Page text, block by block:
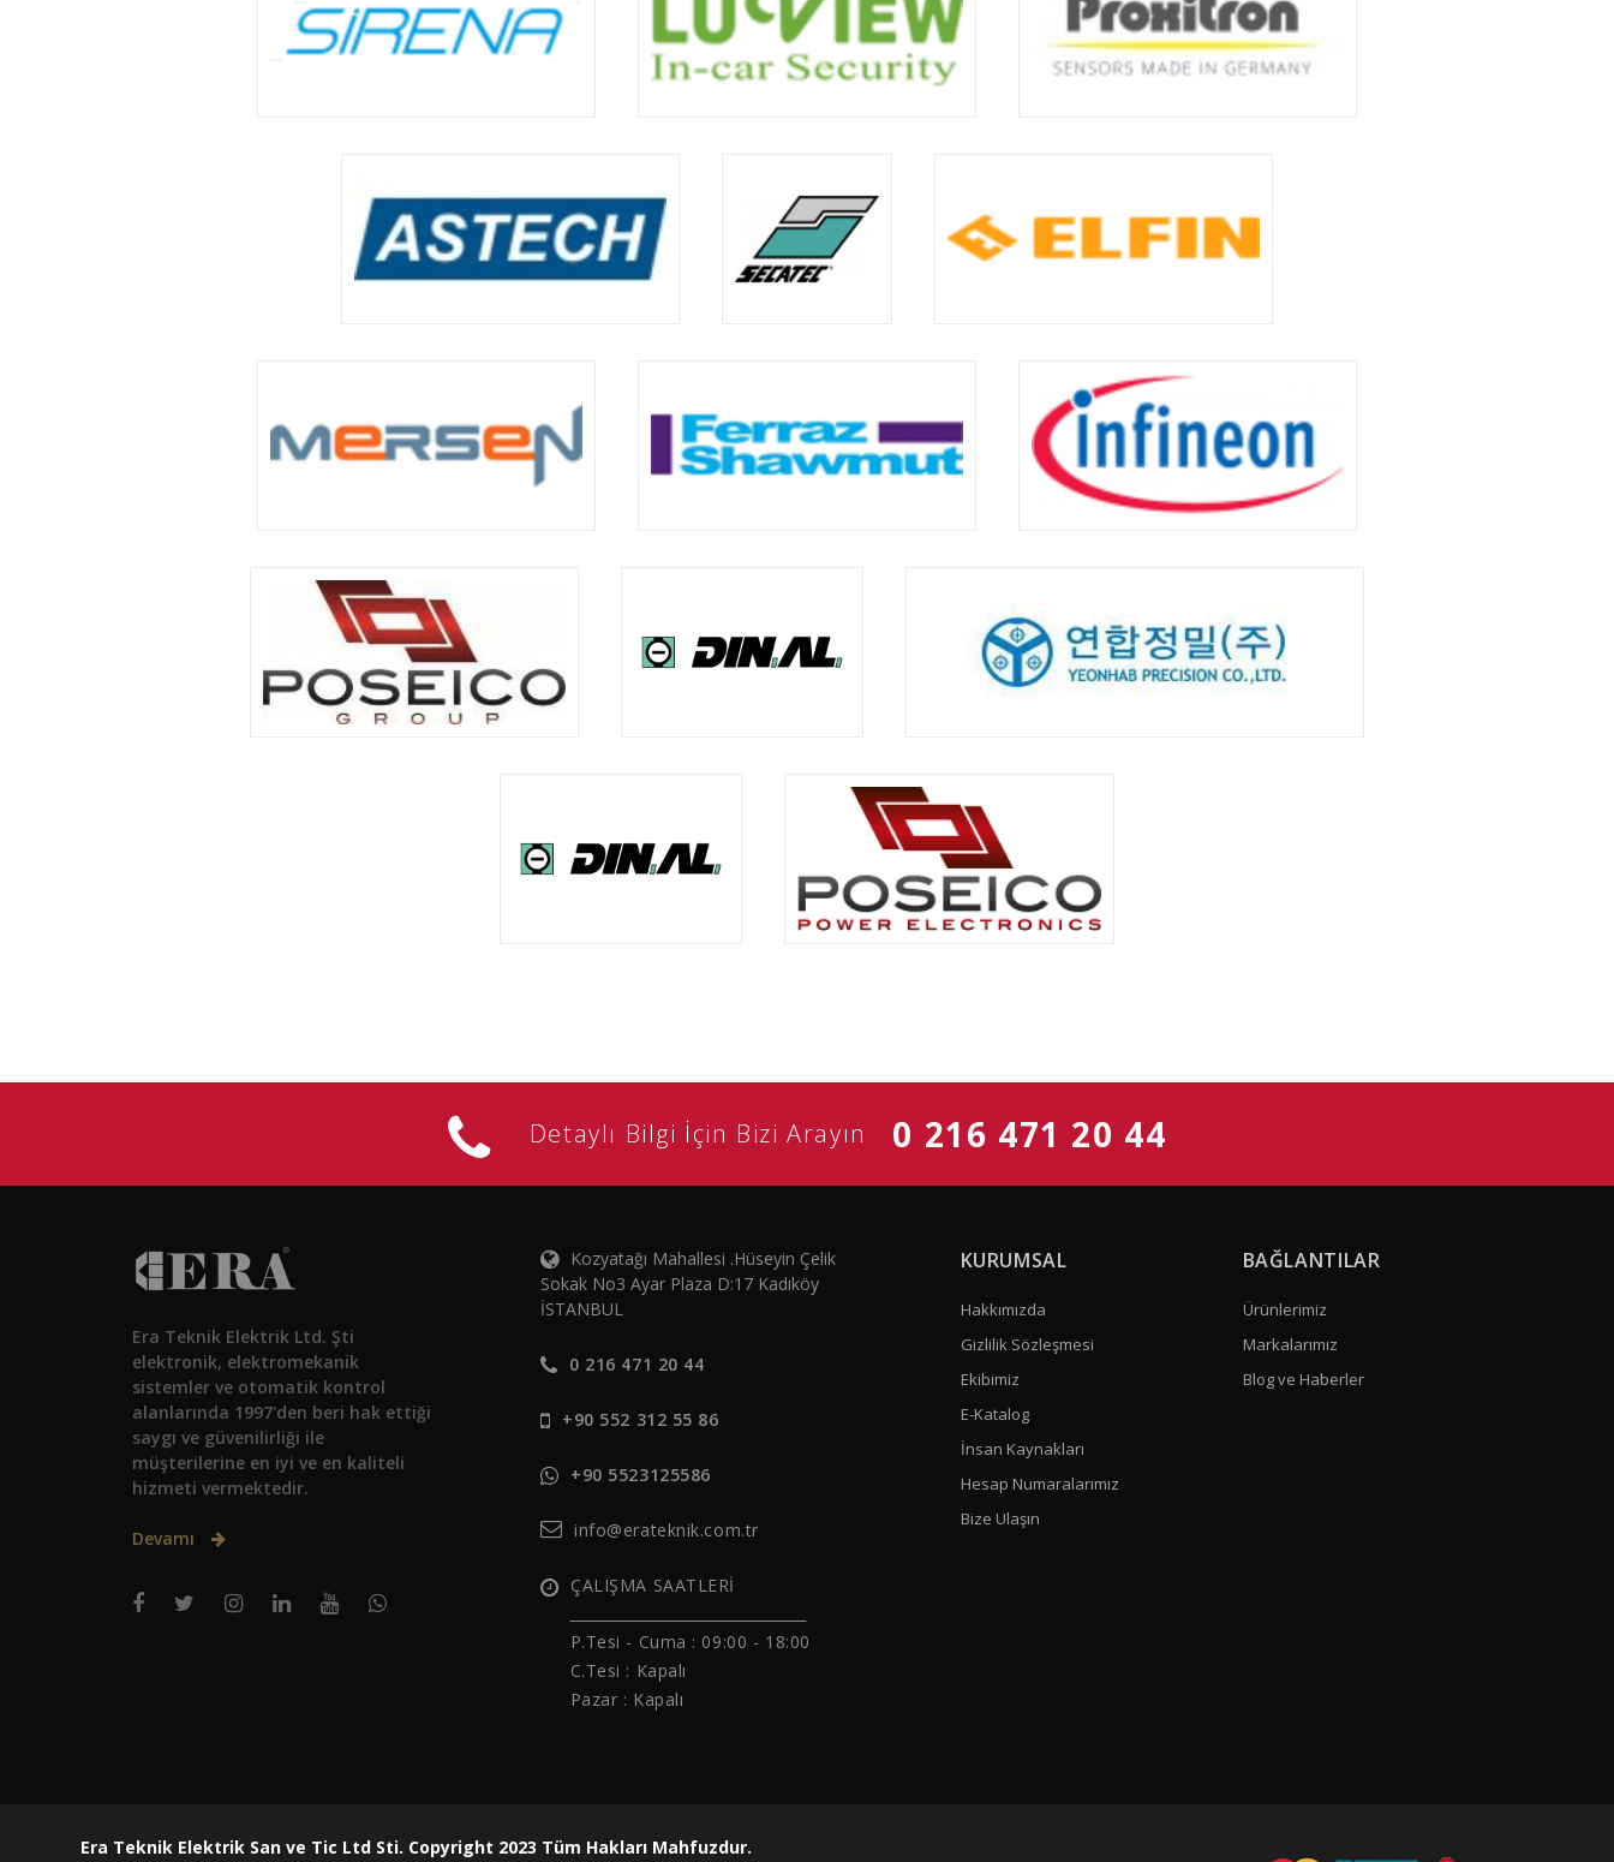
Detaylı Bilgi İçin Bizi Arayın 0 216 471 20 44
Era Teknik Elektrik Ltd. Şti
elektronik, elektromekanik
sistemler ve otomatik kontrol
alanlarında 1997'den beri hak ettiği
saygı ve güvenilirliği ile
müşterilerine en iyi ve en kaliteli
hizmeti vermektedir.
Devamı
Kozyatağı Mahallesi .Hüseyin Çelik
Sokak No3 Ayar Plaza D:17 Kadıköy
İSTANBUL
0 216 471 20 44
+90 552 312 55 86
+90 5523125586
info@erateknik.com.tr
ÇALIŞMA SAATLERİ
P.Tesi - Cuma : 09:00 - 18:00
C.Tesi : Kapalı
Pazar : Kapalı
KURUMSAL
Hakkımızda
Gizlilik Sözleşmesi
Ekibimiz
E-Katalog
İnsan Kaynakları
Hesap Numaralarımız
Bize Ulaşın
BAĞLANTILAR
Ürünlerimiz
Markalarımız
Blog ve Haberler
Era Teknik Elektrik San ve Tic Ltd Sti. Copyright 2023 Tüm Hakları Mahfuzdur.